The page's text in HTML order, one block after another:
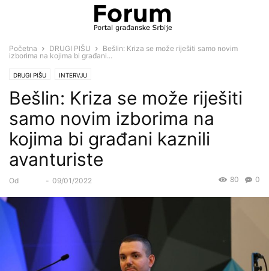
Početna DRUGI PIŠU
Bešlin: Kriza se može riješiti samo novim
izborima na kojima bi građani...
DRUGI PIŠU INTERVJU
Bešlin: Kriza se može riješiti
samo novim izborima na
kojima bi građani kaznili
avanturiste
Od - 09/01/2022 0
80